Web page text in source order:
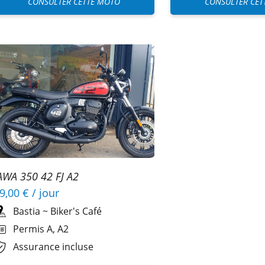
350 42 FJ A2
€ / jour
Bastia ~ Biker's Café
Permis A, A2
Assurance incluse